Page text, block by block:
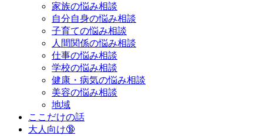
家族の悩み相談
自分自身の悩み相談
子育ての悩み相談
人間関係の悩み相談
仕事の悩み相談
学校の悩み相談
健康・病気の悩み相談
美容の悩み相談
地域
ここだけの話
大人向け🔞